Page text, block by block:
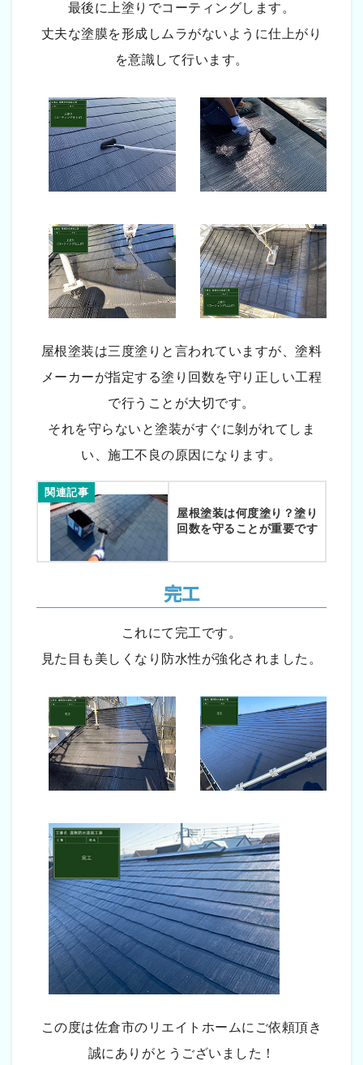
最後に上塗りでコーティングします。
丈夫な塗膜を形成しムラがないように仕上がり
を意識して行います。
屋根塗装は三度塗りと言われていますが、塗料
メーカーが指定する塗り回数を守り正しい工程
で行うことが大切です。
それを守らないと塗装がすぐに剝がれてしま
い、施工不良の原因になります。
関連記事
屋根塗装は何度塗り？塗り
回数を守ることが重要です
完工
これにて完工です。
見た目も美しくなり防水性が強化されました。
この度は佐倉市のリエイトホームにご依頼頂き
誠にありがとうございました！